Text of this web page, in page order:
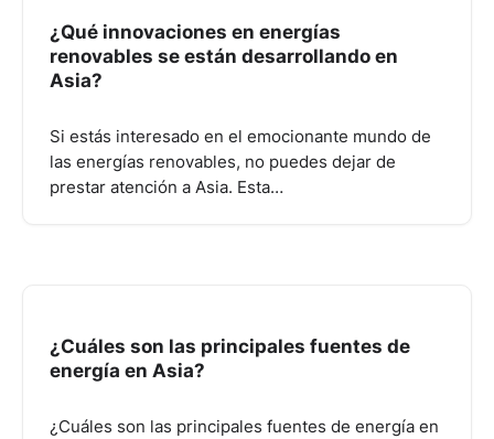
¿Qué innovaciones en energías
renovables se están desarrollando en
Asia?
Si estás interesado en el emocionante mundo de
las energías renovables, no puedes dejar de
prestar atención a Asia. Esta…
¿Cuáles son las principales fuentes de
energía en Asia?
¿Cuáles son las principales fuentes de energía en